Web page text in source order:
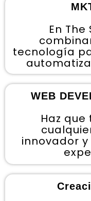
En
tecnología
WEB
Haz
innovador